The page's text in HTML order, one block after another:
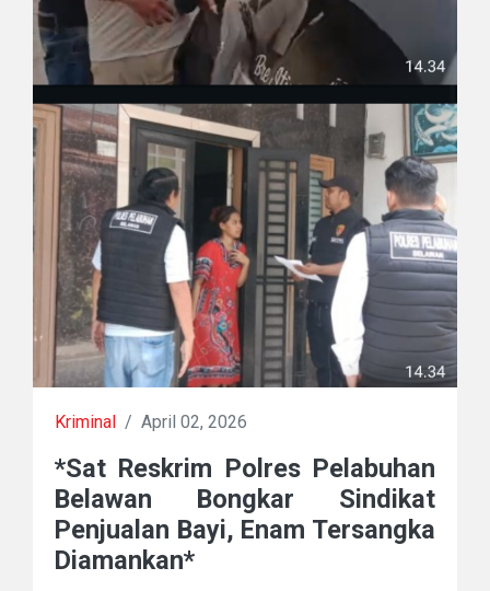
Kriminal / April 02, 2026
*Sat Reskrim Polres Pelabuhan
Belawan Bongkar Sindikat
Penjualan Bayi, Enam Tersangka
Diamankan*